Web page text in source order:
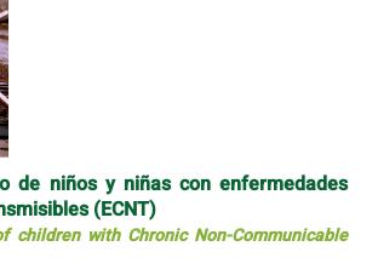
de niños y niñas con enfermedades
(ECNT)
children with Chronic Non-Communicable